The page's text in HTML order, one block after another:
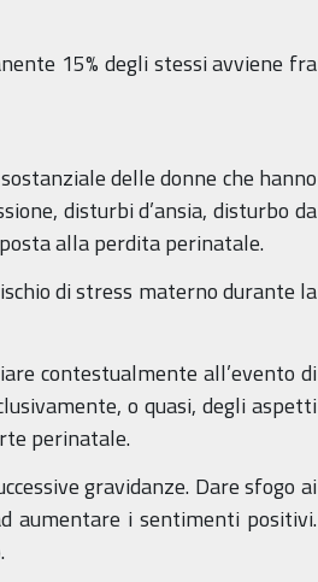
15% degli stessi avviene fra
delle donne che hanno
disturbi d’ansia, disturbo da
alla perdita perinatale.
di stress materno durante la
contestualmente all’evento di
o quasi, degli aspetti
perinatale.
gravidanze. Dare sfogo ai
aumentare i sentimenti positivi.